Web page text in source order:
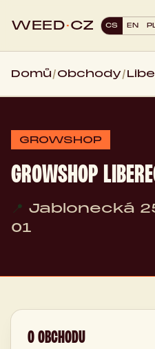
WEED·CZ CS EN
Domů/Obchody/
GROWSHOP
GROWSHOP
📍 Jablonecká
01
O OBCHODU